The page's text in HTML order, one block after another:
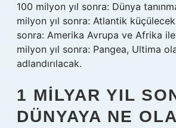
100 milyon yıl sonra: Dünya
milyon yıl sonra: Atlantik
sonra: Amerika Avrupa ve Afrika
milyon yıl sonra: Pangea, Ultima
adlandırılacak.
1 MILYAR YIL
DÜNYAYA NE